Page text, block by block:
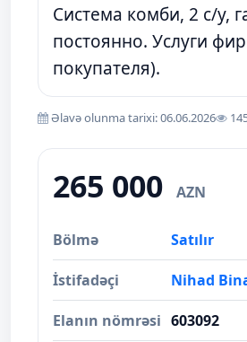
Система комби, 2 с/у,
постоянно. Услуги
покупателя).
Əlavə olunma tarixi: 06.06.2026
265 000 AZN
Bölmə Satılır
İstifadəçi Nihad
Elanın nömrəsi 603092